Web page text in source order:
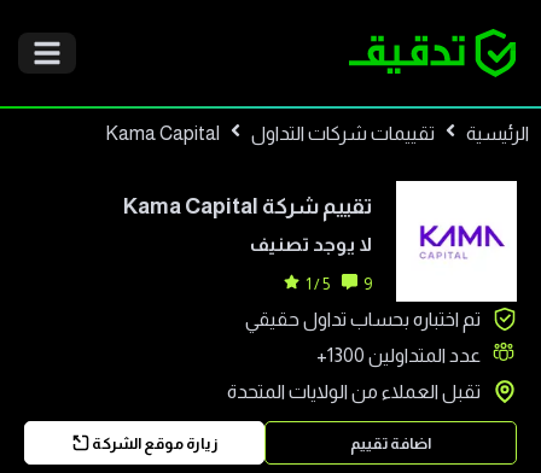
الرئيسية تقييمات شركات التداول Kama Capital
تقييم شركة Kama Capital
لا يوجد تصنيف
9
5 / 1
تم اختباره بحساب تداول حقيقي
عدد المتداولين 1300+
تقبل العملاء من الولايات المتحدة
زيارة موقع الشركة اضافة تقييم